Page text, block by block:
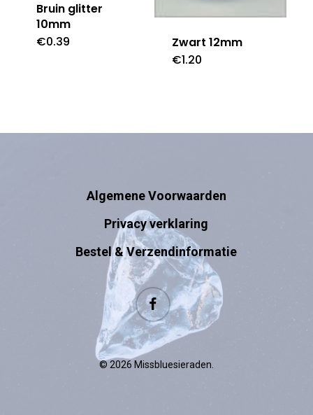
Bruin glitter
10mm
€0.39
Zwart 12mm
€1.20
Algemene Voorwaarden
Privacy verklaring
Bestel & Verzendinformatie
facebook
© 2026 Missbluesieraden.